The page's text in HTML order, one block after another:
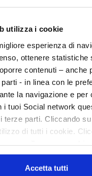
utilizza i cookie
esperienza di
ottenere statistiche
contenuti – anche
- in linea con le
la navigazione e per
i tuoi Social network
terze parti. Cliccando su
di tutti i cookie.
utilizzato. Cliccando
scelte” è possibile
Accetta tutti